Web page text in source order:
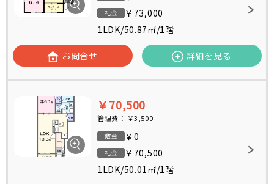
礼金
￥73,000
1LDK/50.87㎡/1階
お問合せ 詳細を見る
￥70,500
管理費： ￥3,500
敷金 ￥0
礼金
￥70,500
1LDK/50.01㎡/1階